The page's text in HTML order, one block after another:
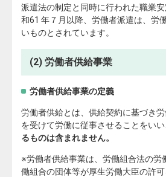
派遣法の制定と同時に行われた職業
和61 年７月以降、労働者派遣は、労
いものとされています。
(2) 労働者供給事業
労働者供給事業の定義
労働者供給とは、供給契約に基づき
を受けて労働に従事させることをいい
るものは含まれません。
※労働者供給事業は、労働組合法の労
働組合の団体等が厚生労働大臣の許